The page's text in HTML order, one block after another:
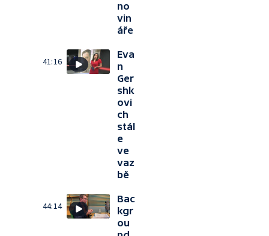
no
vin
áře
41:16
Eva
n
Ger
shk
ovi
ch
stál
e
ve
vaz
bě
44:14
Bac
kgr
ou